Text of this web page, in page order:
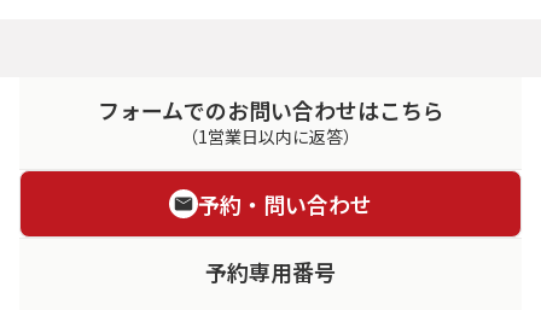
フォームでのお問い合わせはこちら
（1営業日以内に返答）
予約・問い合わせ
予約専用番号